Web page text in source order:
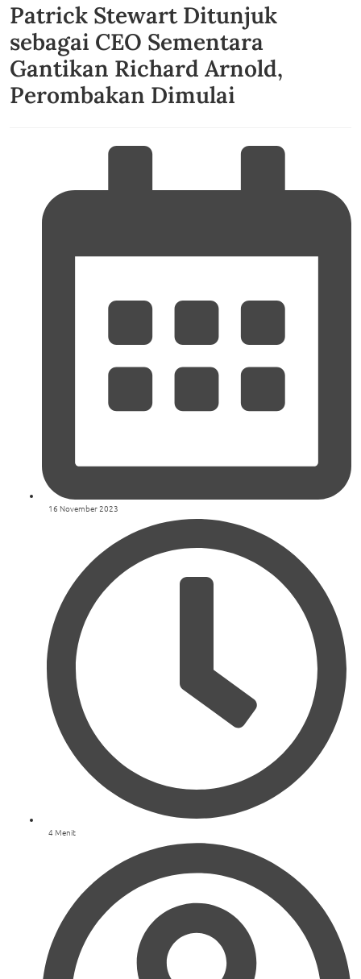
Patrick Stewart Ditunjuk
sebagai CEO Sementara
Gantikan Richard Arnold,
Perombakan Dimulai
16 November 2023
4 Menit